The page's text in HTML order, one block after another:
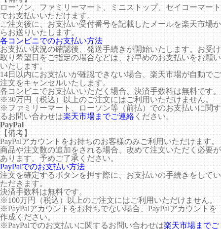
ローソン、ファミリーマート、ミニストップ、セイコーマート
でお支払いいただけます。
ご注文後に、お支払い受付番号を記載したメールを楽天市場か
らお送りいたします。
各コンビニでのお支払い方法
お支払い状況の確認後、発送手続きが開始いたします。お受け
取り希望日をご指定の場合などは、お早めのお支払いをお願い
いたします。
14日以内にお支払いが確認できない場合、楽天市場が自動でご
注文をキャンセルいたします。
各コンビニでお支払いいただく場合、決済手数料は無料です。
※30万円（税込）以上のご注文にはご利用いただけません。
※ファミリーマート、ローソン等（前払）でのお支払いに関す
るお問い合わせは楽天市場までご連絡ください。
PayPal
【備考】
PayPalアカウントをお持ちのお客様のみご利用いただけます。
商品や注文数の追加をされる場合、改めて注文いただく必要が
あります。予めご了承ください。
PayPalでのお支払い方法
注文を確定するボタンを押す際に、お支払いの手続きをしてい
ただきます。
決済手数料は無料です。
※100万円（税込）以上のご注文にはご利用いただけません。
※PayPalアカウントをお持ちでない場合、PayPalアカウントを
作成ください。
※PayPalでのお支払いに関するお問い合わせは楽天市場までご